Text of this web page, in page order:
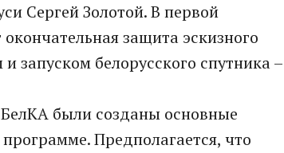
Сергей Золотой. В первой
защита эскизного
запуском белорусского спутника –
БелКА были созданы основные
Предполагается, что